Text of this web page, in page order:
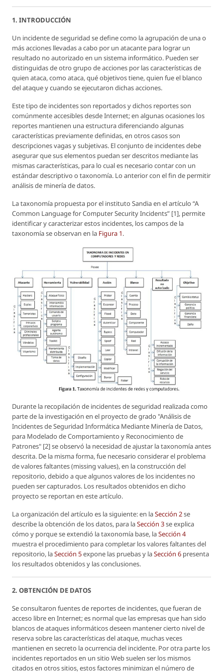
1. INTRODUCCIÓN
Un incidente de seguridad se define como la agrupación de una o
más acciones llevadas a cabo por un atacante para lograr un
resultado no autorizado en un sistema informático. Pueden ser
distinguidas de otro grupo de acciones por las características de
quien ataca, como ataca, qué objetivos tiene, quien fue el blanco
del ataque y cuando se ejecutaron dichas acciones.
Este tipo de incidentes son reportados y dichos reportes son
comúnmente accesibles desde Internet; en algunas ocasiones los
reportes mantienen una estructura diferenciando algunas
características previamente definidas, en otros casos son
descripciones vagas y subjetivas. El conjunto de incidentes debe
asegurar que sus elementos puedan ser descritos mediante las
mismas características, para lo cual es necesario contar con un
estándar descriptivo o taxonomía. Lo anterior con el fin de permitir
análisis de minería de datos.
La taxonomía propuesta por el instituto Sandia en el artículo “A
Common Language for Computer Security Incidents” [1], permite
identificar y caracterizar estos incidentes, los campos de la
taxonomía se observan en la Figura 1.
Durante la recopilación de incidentes de seguridad realizada como
parte de la investigación en el proyecto de grado "Análisis de
Incidentes de Seguridad Informática Mediante Minería de Datos,
para Modelado de Comportamiento y Reconocimiento de
Patrones" [2] se observó la necesidad de ajustar la taxonomía antes
descrita. De la misma forma, fue necesario considerar el problema
de valores faltantes (missing values), en la construcción del
repositorio, debido a que algunos valores de los incidentes no
pueden ser capturados. Los resultados obtenidos en dicho
proyecto se reportan en este artículo.
La organización del artículo es la siguiente: en laSección 2se
describe la obtención de los datos, para laSección 3se explica
cómo y porque se extendió la taxonomía base, laSección 4
muestra el procedimiento para completar los valores faltantes del
repositorio, laSección 5expone las pruebas y laSección 6 presenta
los resultados obtenidos y las conclusiones.
2. OBTENCIÓN DE DATOS
Se consultaron fuentes de reportes de incidentes, que fueran de
acceso libre en Internet; es normal que las empresas que han sido
blancos de ataques informáticos deseen mantener cierto nivel de
reserva sobre las características del ataque, muchas veces
mantienen en secreto la ocurrencia del incidente. Por otra parte los
incidentes reportados en un sitio Web suelen ser los mismos
citados en otros sitios, estos factores minimizan el número de